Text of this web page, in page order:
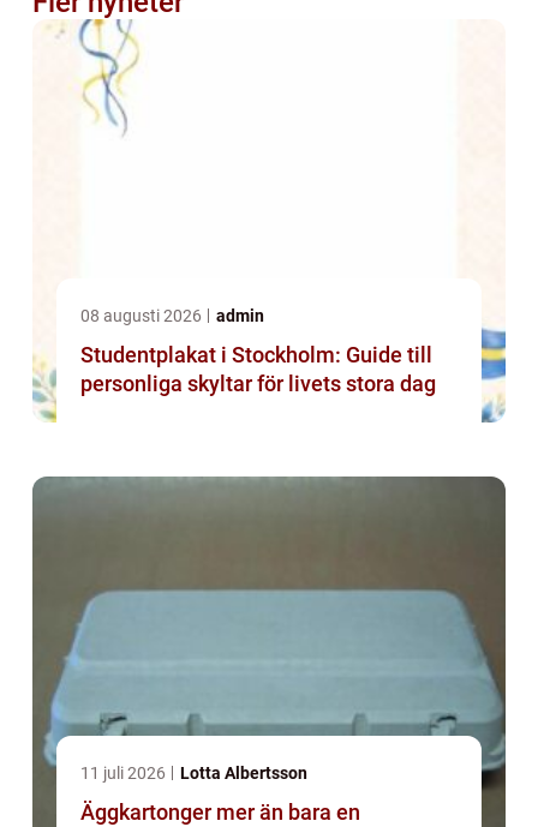
08 augusti 2026 admin
Studentplakat i Stockholm: Guide till
personliga skyltar för livets stora dag
11 juli 2026 Lotta Albertsson
Äggkartonger mer än bara en